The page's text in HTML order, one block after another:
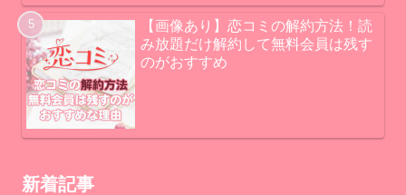
【画像あり】恋コミの解約方法！読
み放題だけ解約して無料会員は残す
のがおすすめ
新着記事